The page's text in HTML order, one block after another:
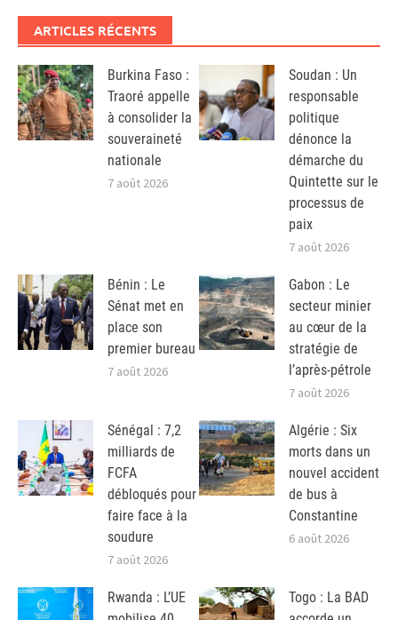
ARTICLES RÉCENTS
Burkina Faso :
Traoré appelle
à consolider la
souveraineté
nationale
7 août 2026
Soudan : Un
responsable
politique
dénonce la
démarche du
Quintette sur le
processus de
paix
7 août 2026
Bénin : Le
Sénat met en
place son
premier bureau
7 août 2026
Gabon : Le
secteur minier
au cœur de la
stratégie de
l’après-pétrole
7 août 2026
Sénégal : 7,2
milliards de
FCFA
débloqués pour
faire face à la
soudure
7 août 2026
Algérie : Six
morts dans un
nouvel accident
de bus à
Constantine
6 août 2026
Rwanda : L’UE
Togo : La BAD